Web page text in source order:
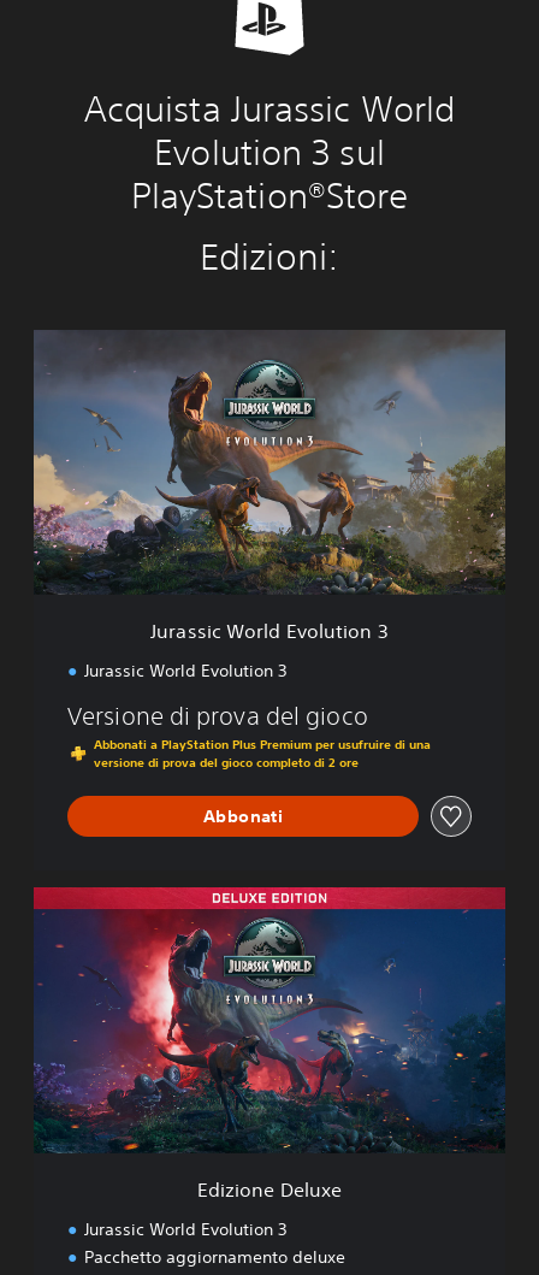
Acquista Jurassic World
Evolution 3 sul
PlayStation®Store
Edizioni:
s
c
W
o
r
l
Jurassic World Evolution 3
Jurassic World Evolution 3
Versione di prova del gioco
Abbonati a PlayStation Plus Premium per usufruire di una
versione di prova del gioco completo di 2 ore
Abbonati
d
e
D
e
l
u
Edizione Deluxe
Jurassic World Evolution 3
Pacchetto aggiornamento deluxe